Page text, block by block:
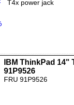
T4x power jack
IBM ThinkPad 14"
91P9526
FRU 91P9526